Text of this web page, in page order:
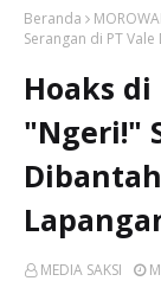
Beranda
Serangan di PT
Hoaks
"Ngeri!"
MEDIA SAKSI